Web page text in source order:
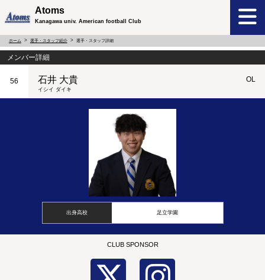
Atoms
Kanagawa univ. American football Club
ホーム 選手・スタッフ紹介 選手・スタッフ詳細
メンバー詳細
56 石井 大貴
イシイ ダイキ
OL
出身高校 足立学園
CLUB SPONSOR